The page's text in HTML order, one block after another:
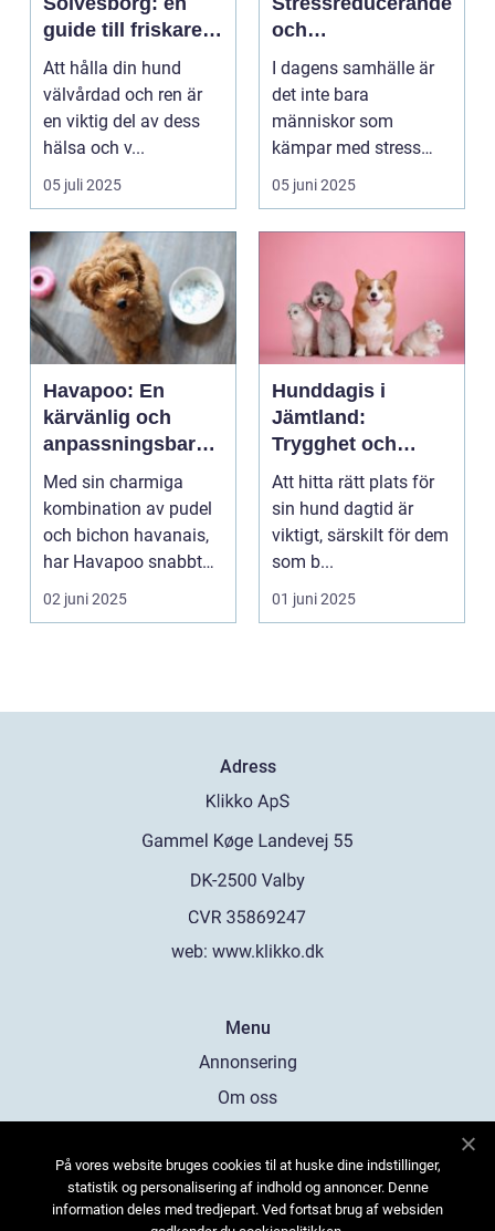
guide till friskare
och gladare
hundar
Att hålla din hund
välvårdad och ren är
en viktig del av dess
hälsa och v...
05 juli 2025
och
ångestdämpande
hundhalsband
I dagens samhälle är
det inte bara
människor som
kämpar med stress
och ång...
05 juni 2025
Havapoo: En
kärvänlig och
anpassningsbar
familjemedlem
Med sin charmiga
kombination av pudel
och bichon havanais,
har Havapoo snabbt
blivit en älsklin...
02 juni 2025
Hunddagis i
Jämtland:
Trygghet och
glädje för din
fyrfota vän
Att hitta rätt plats för
sin hund dagtid är
viktigt, särskilt för dem
som b...
01 juni 2025
Adress
web: www.klikko.dk
Menu
Annonsering
Om oss
Kontakta oss
Sitemap
På vores website bruges cookies til at huske dine indstillinger,
statistik og personalisering af indhold og annoncer. Denne
information deles med tredjepart. Ved fortsat brug af websiden